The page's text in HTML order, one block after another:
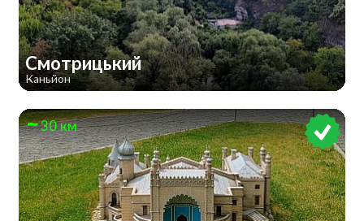
Смотрицький
Каньйон
30 км